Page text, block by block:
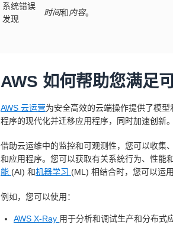
系统错误
发现
时间和内容。
AWS 如何帮助您满足
AWS 云运营为安全高效的云端操作提供了模
程序的现代化并迁移应用程序，同时加速创新。
借助云运维中的监控和可观测性，您可以收集
和应用程序。您可以获取有关系统行为、性能
能 (AI) 和机器学习 (ML) 相结合时，您可以运
例如，您可以使用：
AWS X-Ray 用于分析和调试生产和分布式